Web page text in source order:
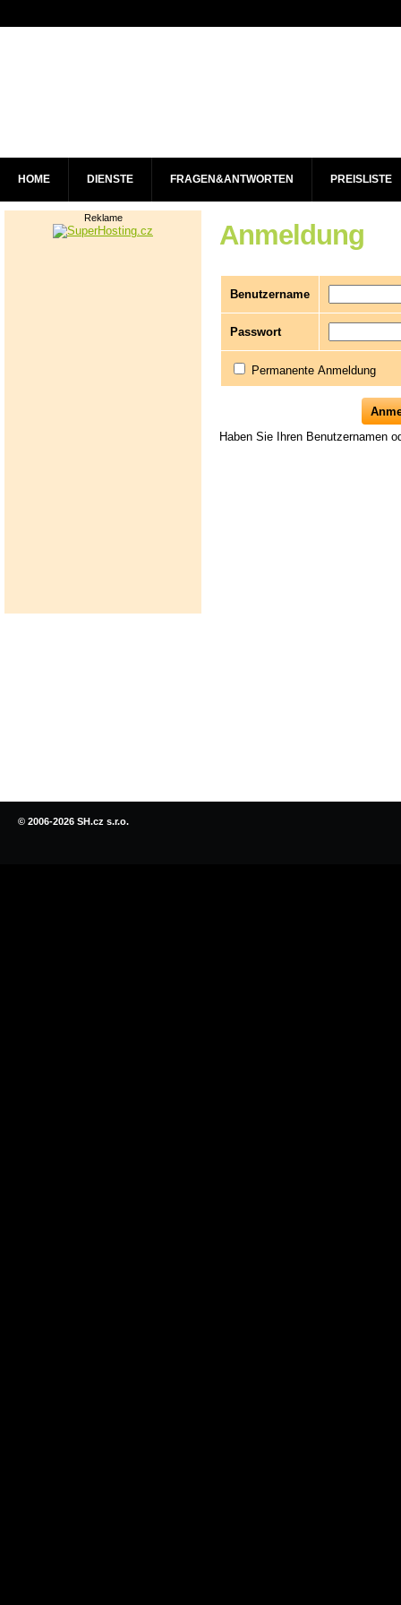
HOME DIENSTE FRAGEN&ANTWORTEN PREISLISTE
Reklame
Anmeldung
Benutzername
Passwort
Permanente Anmeldung
Haben Sie Ihren Benutzernamen
© 2006-2026 SH.cz s.r.o.